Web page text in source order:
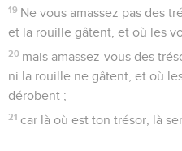
19 Ne vous amassez pas des
et la rouille gâtent, et où les
20 mais amassez-vous des
ni la rouille ne gâtent, et où
dérobent ;
21 car là où est ton trésor, là